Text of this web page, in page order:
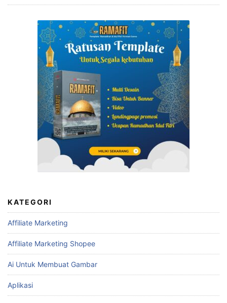
KATEGORI
Affiliate Marketing
Affiliate Marketing Shopee
Ai Untuk Membuat Gambar
Aplikasi